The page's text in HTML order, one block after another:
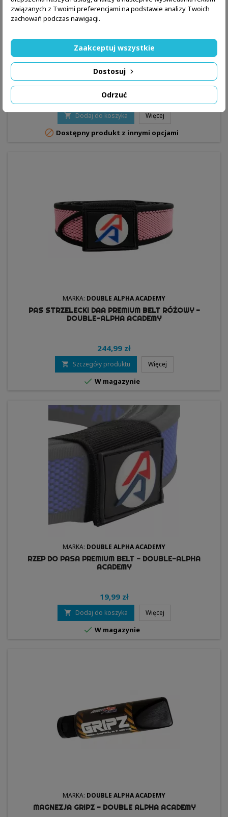
MARKA:DOUBLE ALPHA ACADEMY
PAS STRZELECKI DAA PREMIUM BELT NIEBIESKI -
DOUBLE-ALPHA ACADEMY
244,99 zł
 Dodaj do koszyka Więcej
 Dostępny produkt z innymi opcjami
MARKA: DOUBLE ALPHA ACADEMY
PAS STRZELECKI DAA PREMIUM BELT RÓŻOWY -
DOUBLE-ALPHA ACADEMY
244,99 zł
 Szczegóły produktu Więcej
 W magazynie
MARKA: DOUBLE ALPHA ACADEMY
RZEP DO PASA PREMIUM BELT - DOUBLE-ALPHA
ACADEMY
19,99 zł
 Dodaj do koszyka Więcej
 W magazynie
MARKA: DOUBLE ALPHA ACADEMY
MAGNEZJA GRIPZ - DOUBLE ALPHA ACADEMY
związanych z Twoimi preferencjami na podstawie analizy Twoich
zachowań podczas nawigacji.
Odrzuć
Dostosuj
Zaakceptuj wszystkie